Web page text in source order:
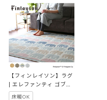
【フィンレイソン】ラグ
| エレファンティ ゴブラ
ンシェニール
床暖OK